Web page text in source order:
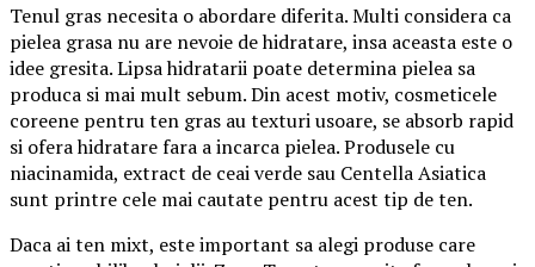
Tenul gras necesita o abordare diferita. Multi considera ca
pielea grasa nu are nevoie de hidratare, insa aceasta este o
idee gresita. Lipsa hidratarii poate determina pielea sa
produca si mai mult sebum. Din acest motiv, cosmeticele
coreene pentru ten gras au texturi usoare, se absorb rapid
si ofera hidratare fara a incarca pielea. Produsele cu
niacinamida, extract de ceai verde sau Centella Asiatica
sunt printre cele mai cautate pentru acest tip de ten.
Daca ai ten mixt, este important sa alegi produse care